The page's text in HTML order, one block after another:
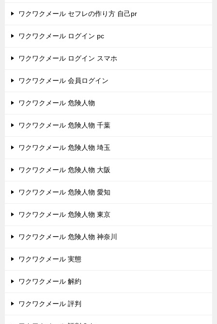
ワクワクメール セフレの作り方 自己pr
ワクワクメール ログイン pc
ワクワクメール ログイン スマホ
ワクワクメール 会員ログイン
ワクワクメール 危険人物
ワクワクメール 危険人物 千葉
ワクワクメール 危険人物 埼玉
ワクワクメール 危険人物 大阪
ワクワクメール 危険人物 愛知
ワクワクメール 危険人物 東京
ワクワクメール 危険人物 神奈川
ワクワクメール 実態
ワクワクメール 解約
ワクワクメール 評判